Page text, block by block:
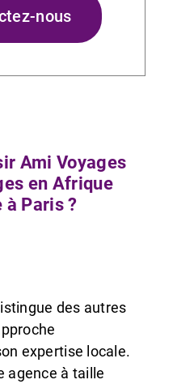
nous
Ami Voyages
en Afrique
à Paris ?
des autres
expertise locale.
agence à taille